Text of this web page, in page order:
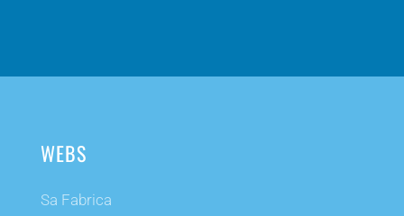
WEBS
Sa Fabrica